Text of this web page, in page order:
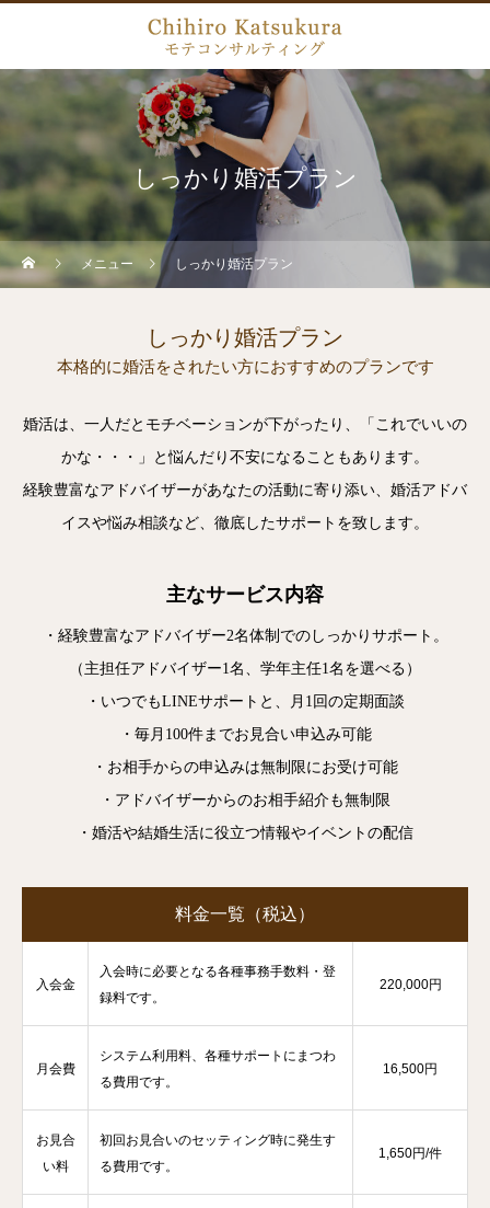
しっかり婚活プラン
メニュー しっかり婚活プラン
しっかり婚活プラン
本格的に婚活をされたい方におすすめのプランです
婚活は、一人だとモチベーションが下がったり、「これでいいの
かな・・・」と悩んだり不安になることもあります。
経験豊富なアドバイザーがあなたの活動に寄り添い、婚活アドバ
イスや悩み相談など、徹底したサポートを致します。
主なサービス内容
・経験豊富なアドバイザー2名体制でのしっかりサポート。
（主担任アドバイザー1名、学年主任1名を選べる）
・いつでもLINEサポートと、月1回の定期面談
・毎月100件までお見合い申込み可能
・お相手からの申込みは無制限にお受け可能
・アドバイザーからのお相手紹介も無制限
・婚活や結婚生活に役立つ情報やイベントの配信
料金一覧（税込）
入会金
入会時に必要となる各種事務手数料・登
録料です。
220,000円
月会費
システム利用料、各種サポートにまつわ
る費用です。
16,500円
お見合
い料
初回お見合いのセッティング時に発生す
る費用です。
1,650円/件